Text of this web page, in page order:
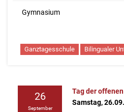
Gymnasium
Ganztagesschule Bilingualer
26
September
Tag der
Samstag,